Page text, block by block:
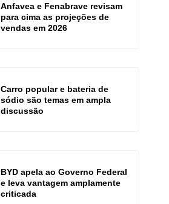
Anfavea e Fenabrave revisam
para cima as projeções de
vendas em 2026
Carro popular e bateria de
sódio são temas em ampla
discussão
BYD apela ao Governo Federal
e leva vantagem amplamente
criticada